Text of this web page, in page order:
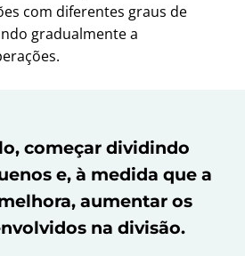
com diferentes graus de
gradualmente a
começar dividindo
e, à medida que a
aumentar os
na divisão.